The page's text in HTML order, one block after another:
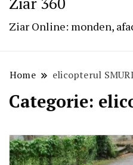
Ziar Online: monden,
Home elicopterul
Categorie: